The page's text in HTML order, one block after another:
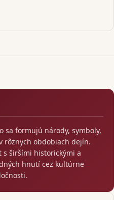
sa formujú národy, symboly,
rôznych obdobiach dejín.
s širšími historickými a
hnutí cez kultúrne